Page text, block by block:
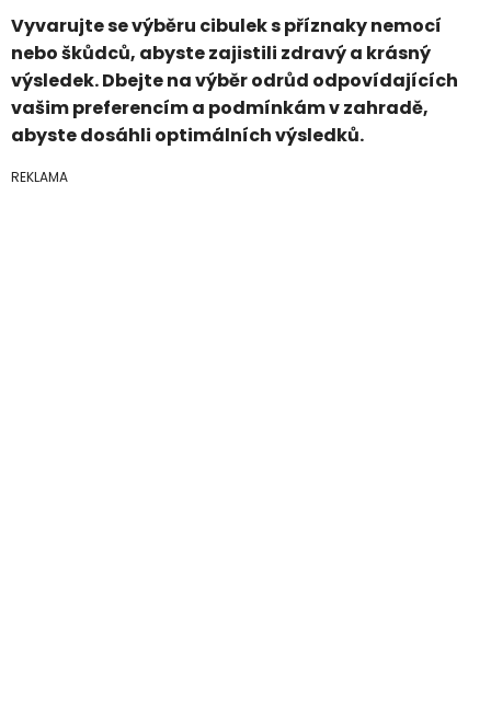
Vyvarujte se výběru cibulek s příznaky nemocí
nebo škůdců, abyste zajistili zdravý a krásný
výsledek. Dbejte na výběr odrůd odpovídajících
vašim preferencím a podmínkám v zahradě,
abyste dosáhli optimálních výsledků.
REKLAMA